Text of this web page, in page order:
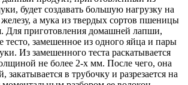
будет создавать большую нагрузку на
а мука из твердых сортов пшеницы
Для приготовления домашней лапши,
тесто, замешенное из одного яйца и пары
Из замешенного теста раскатывается
не более 2-х мм. После чего, она
закатывается в трубочку и разрезается на